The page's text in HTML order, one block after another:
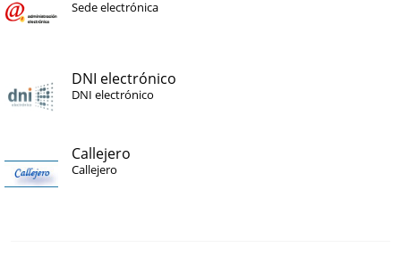
Sede electrónica
DNI electrónico
DNI electrónico
Callejero
Callejero